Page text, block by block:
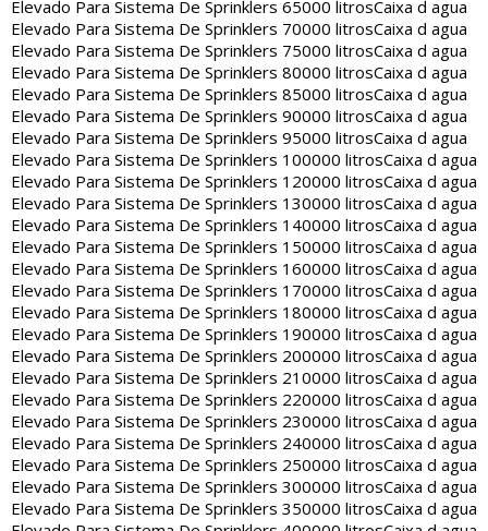
Elevado Para Sistema De Sprinklers 65000 litrosCaixa d agua
Elevado Para Sistema De Sprinklers 70000 litrosCaixa d agua
Elevado Para Sistema De Sprinklers 75000 litrosCaixa d agua
Elevado Para Sistema De Sprinklers 80000 litrosCaixa d agua
Elevado Para Sistema De Sprinklers 85000 litrosCaixa d agua
Elevado Para Sistema De Sprinklers 90000 litrosCaixa d agua
Elevado Para Sistema De Sprinklers 95000 litrosCaixa d agua
Elevado Para Sistema De Sprinklers 100000 litrosCaixa d agua
Elevado Para Sistema De Sprinklers 120000 litrosCaixa d agua
Elevado Para Sistema De Sprinklers 130000 litrosCaixa d agua
Elevado Para Sistema De Sprinklers 140000 litrosCaixa d agua
Elevado Para Sistema De Sprinklers 150000 litrosCaixa d agua
Elevado Para Sistema De Sprinklers 160000 litrosCaixa d agua
Elevado Para Sistema De Sprinklers 170000 litrosCaixa d agua
Elevado Para Sistema De Sprinklers 180000 litrosCaixa d agua
Elevado Para Sistema De Sprinklers 190000 litrosCaixa d agua
Elevado Para Sistema De Sprinklers 200000 litrosCaixa d agua
Elevado Para Sistema De Sprinklers 210000 litrosCaixa d agua
Elevado Para Sistema De Sprinklers 220000 litrosCaixa d agua
Elevado Para Sistema De Sprinklers 230000 litrosCaixa d agua
Elevado Para Sistema De Sprinklers 240000 litrosCaixa d agua
Elevado Para Sistema De Sprinklers 250000 litrosCaixa d agua
Elevado Para Sistema De Sprinklers 300000 litrosCaixa d agua
Elevado Para Sistema De Sprinklers 350000 litrosCaixa d agua